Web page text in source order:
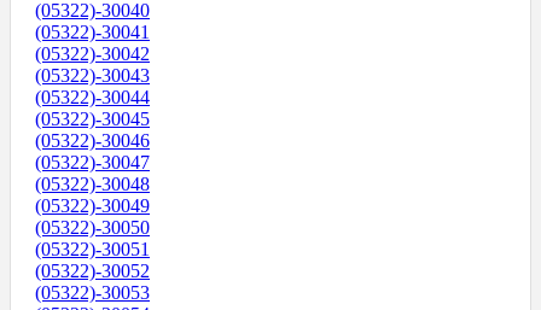
(05322)-30040
(05322)-30041
(05322)-30042
(05322)-30043
(05322)-30044
(05322)-30045
(05322)-30046
(05322)-30047
(05322)-30048
(05322)-30049
(05322)-30050
(05322)-30051
(05322)-30052
(05322)-30053